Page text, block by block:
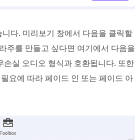
다. 미리보기 창에서 다음을 클릭할
주를 만들고 싶다면 여기에서 다음을
손실 오디오 형식과 호환됩니다. 또한
요에 따라 페이드 인 또는 페이드 아